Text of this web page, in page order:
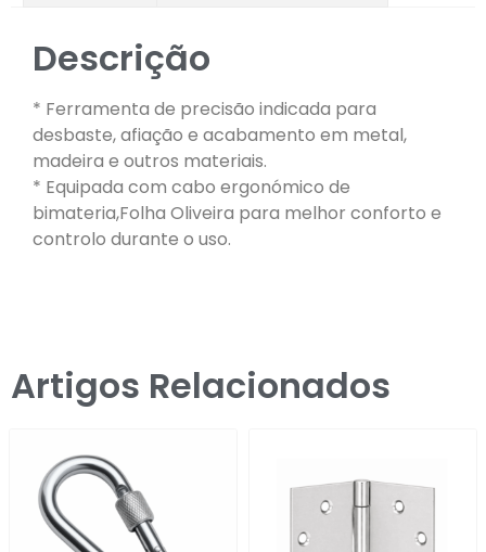
Descrição
* Ferramenta de precisão indicada para
desbaste, afiação e acabamento em metal,
madeira e outros materiais.
* Equipada com cabo ergonómico de
bimateria,Folha Oliveira para melhor conforto e
controlo durante o uso.
Artigos Relacionados